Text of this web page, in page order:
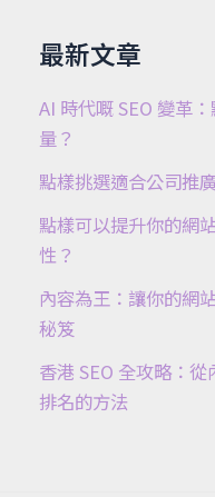
最新文章
AI 時代嘅 SEO 變革
量？
點樣挑選適合公司推
點樣可以提升你的網
性？
內容為王：讓你的網
秘笈
香港 SEO 全攻略：
排名的方法